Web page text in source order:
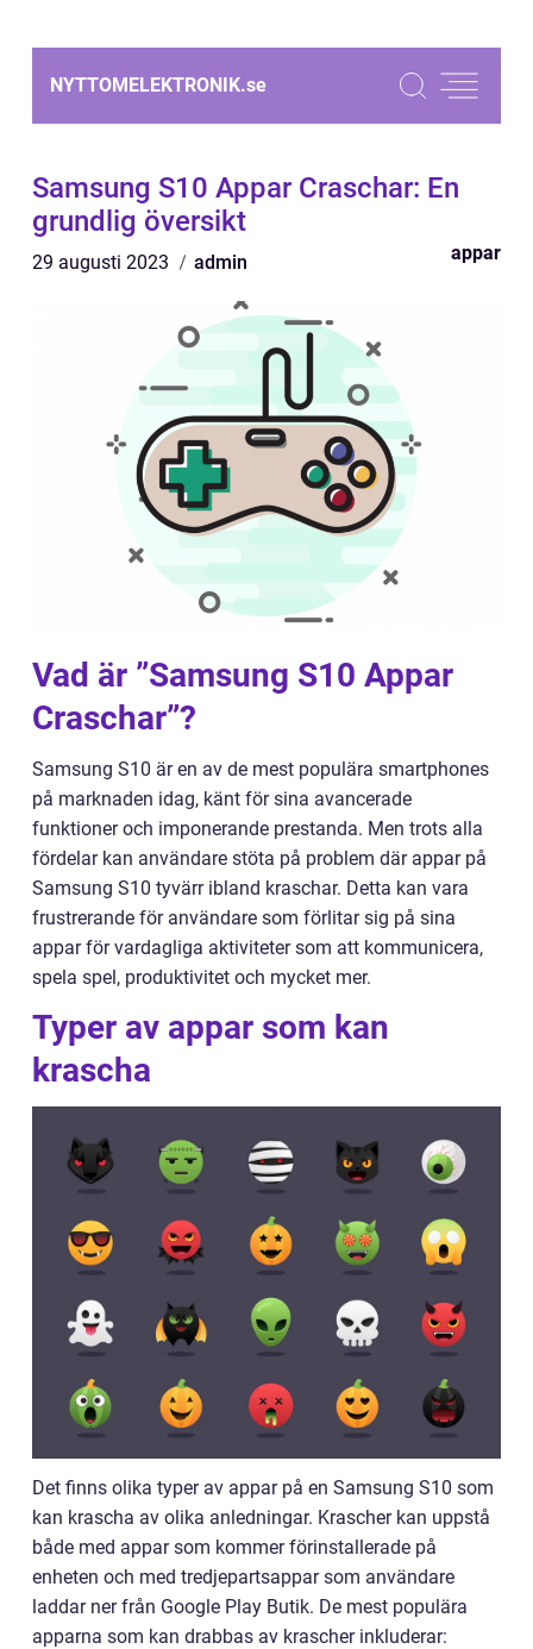
NYTTOMELEKTRONIK.se
Samsung S10 Appar Craschar: En
grundlig översikt
29 augusti 2023 admin appar
Vad är ”Samsung S10 Appar
Craschar”?
Samsung S10 är en av de mest populära smartphones
på marknaden idag, känt för sina avancerade
funktioner och imponerande prestanda. Men trots alla
fördelar kan användare stöta på problem där appar på
Samsung S10 tyvärr ibland kraschar. Detta kan vara
frustrerande för användare som förlitar sig på sina
appar för vardagliga aktiviteter som att kommunicera,
spela spel, produktivitet och mycket mer.
Typer av appar som kan
krascha
Det finns olika typer av appar på en Samsung S10 som
kan krascha av olika anledningar. Krascher kan uppstå
både med appar som kommer förinstallerade på
enheten och med tredjepartsappar som användare
laddar ner från Google Play Butik. De mest populära
apparna som kan drabbas av krascher inkluderar: